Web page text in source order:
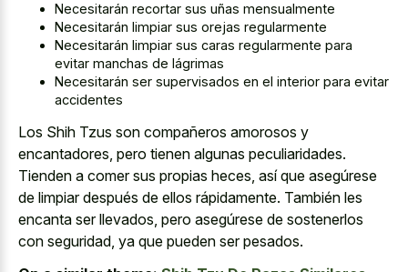
Necesitarán recortar sus uñas mensualmente
Necesitarán limpiar sus orejas regularmente
Necesitarán limpiar sus caras regularmente para
evitar manchas de lágrimas
Necesitarán ser supervisados en el interior para evitar
accidentes
Los Shih Tzus son compañeros amorosos y
encantadores, pero tienen algunas peculiaridades.
Tienden a comer sus propias heces, así que asegúrese
de limpiar después de ellos rápidamente. También les
encanta ser llevados, pero asegúrese de sostenerlos
con seguridad, ya que pueden ser pesados.